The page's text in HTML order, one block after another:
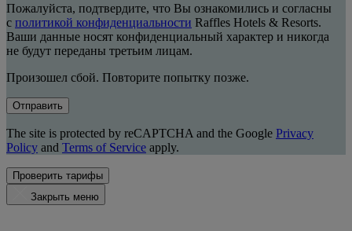
Пожалуйста, подтвердите, что Вы ознакомились и согласны
с политикой конфиденциальности Raffles Hotels & Resorts.
Ваши данные носят конфиденциальный характер и никогда
не будут переданы третьим лицам.
Произошел сбой. Повторите попытку позже.
Отправить
The site is protected by reCAPTCHA and the Google Privacy
Policy and Terms of Service apply.
Проверить тарифы
Закрыть меню